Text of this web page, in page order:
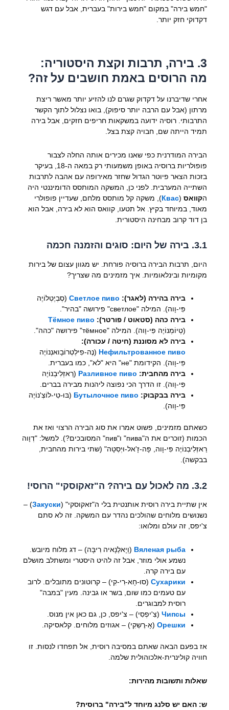
"חמש בירה" במקום "חמש בירות" בעברית, אבל עם דגש
דקדוקי חזק יותר.
3. בירה, תרבות וקצת היסטוריה:
מה הרוסים באמת חושבים על זה?
אחרי שדיברנו על דקדוק שגרם לנו להזיע יותר מאשר ריצת
מרתון (אבל עם הרבה יותר סיפוק), בואו נצלול לתוך הקשר
התרבותי. רוסיה ידועה במשקאות חריפים חזקים, אבל בירה
תמיד הייתה שם, חבויה קצת בצל.
הבירה המודרנית כפי שאנו מכירים אותה החלה לצבור
פופולריות ברוסיה באופן משמעותי רק במאה ה-18, בעיקר
בזכות הצאר פיוטר הגדול שחזר מאירופה עם אהבה לתרבות
השתייה המערבית. לפני כן, המשקה המותסס הדומיננטי היה
הקוואס(
Квас), משקה קל מותסס מלחם, שעדיין פופולרי
מאוד, במיוחד בקיץ. אל תטעו, קוואס הוא לא בירה, אבל הוא
בן דוד קרוב מבחינה היסטורית.
3.1. בירה של היום: סוגים והזמנה חכמה
היום, תרבות הבירה ברוסיה פורחת. יש מגוון עצום של בירות
מקומיות ובינלאומיות. איך מזמינים מה שצריך?
בירה בהירה (לאגר): Светлое пиво(סְבְיֶטְלוֹיֶה
פִּי-וָוה). המילה "светлое" פירושה "בהיר".
בירה כהה (סטאוט / פורטר): Тёмное пиво
(טְיוֹמְנוֹיֶה פִּי-וָוה). המילה "тёмное" פירושה "כהה".
בירה לא מסוננת (חיטה / עכורה):
Нефильтрованное пиво (נֶה-פִילְטְרוֹבָואנְנוֹיֶה
פִּי-וָוה). הקידומת "не" היא "לא", כמו בעברית.
בירה מהחבית: Разливное пиво (רַאזְלִיבְנוֹיֶה
פִּי-וָוה). זו הדרך הכי נפוצה ליהנות מבירה בברים.
בירה בבקבוק: Бутылочное пиво (בּוּ-טִי-לוֹצְ'נוֹיֶה
פִּי-וָוה).
כשאתם מזמינים, פשוט אמרו את סוג הבירה הרצוי ואז את
הכמות (זוכרים את ה"пива" ו"пив" המסובכים?). למשל: "דְוָוה
רַאזְלִיבְנוֹיֶה פִּי-וָוה, פָּה-זָ'אל-וּיְסְטָה" (שתי בירות מהחבית,
בבקשה).
3.2. מה לאכול עם בירה? ה"זאקוסקי" הרוסי!
אין שתיית בירה רוסית אותנטית בלי ה"זאקוסקי" (Закуски
) –
נשנושים מלוחים שהולכים נהדר עם המשקה. זה לא סתם
צ'יפס, זה עולם ומלואו:
Вяленая рыба (וְיָאלֶנָאיה רִיבָּה) – דג מלוח מיובש.
נשמע אולי מוזר, אבל זה להיט היסטרי ומשתלב מושלם
עם בירה קרה.
Сухарики(סוּ-חָא-רִי-קִי) – קרוטונים מתובלים. לרוב
עם טעמים כמו שום, בשר או גבינה. מעין "במבה"
רוסית למבוגרים.
Чипсы(צִ'יפְסִי) – צ'יפס, כן, גם כאן אין מנוס.
Орешки(אָ-רֶשְקִי) – אגוזים מלוחים. קלאסיקה.
אז בפעם הבאה שאתם במסיבה רוסית, אל תפחדו לנסות. זו
חוויה קולינרית-אלכוהולית שלמה.
שאלות ותשובות מהירות:
ש: האם יש סלנג מיוחד ל"בירה" ברוסית?